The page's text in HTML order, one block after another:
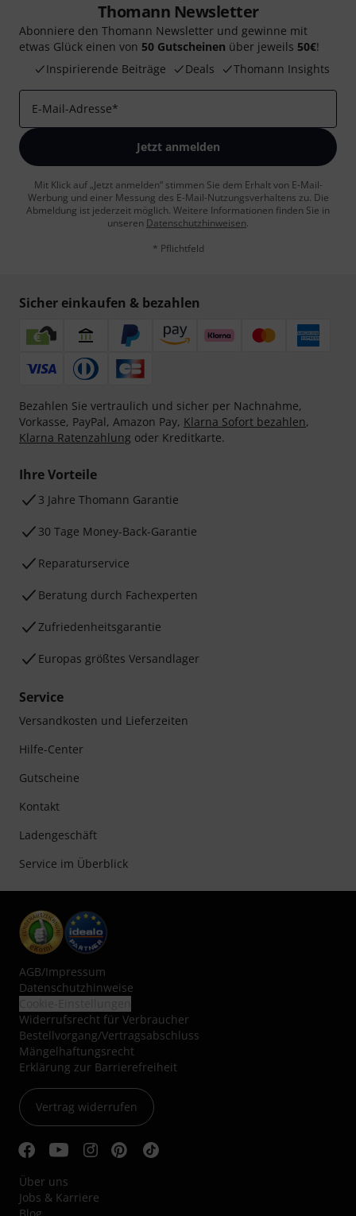
Thomann Newsletter
Abonniere den Thomann Newsletter und gewinne mit
etwas Glück einen von 50 Gutscheinen über jeweils 50€!
Inspirierende Beiträge
Deals Thomann Insights
E-Mail-Adresse*
Jetzt anmelden
Mit Klick auf „Jetzt anmelden“ stimmen Sie dem Erhalt von E-Mail-
Werbung und einer Messung des E-Mail-Nutzungsverhaltens zu. Die
Abmeldung ist jederzeit möglich. Weitere Informationen finden Sie in
unseren Datenschutzhinweisen.
* Pflichtfeld
Sicher einkaufen & bezahlen
Bezahlen Sie vertraulich und sicher per Nachnahme,
Vorkasse, PayPal, Amazon Pay, Klarna Sofort bezahlen,
Klarna Ratenzahlung oder Kreditkarte.
Ihre Vorteile
3 Jahre Thomann Garantie
30 Tage Money-Back-Garantie
Reparaturservice
Beratung durch Fachexperten
Zufriedenheitsgarantie
Europas größtes Versandlager
Service
Versandkosten und Lieferzeiten
Hilfe-Center
Gutscheine
Kontakt
Ladengeschäft
Service im Überblick
AGB/Impressum
Datenschutzhinweise
Widerrufsrecht für Verbraucher
Bestellvorgang/Vertragsabschluss
Mängelhaftungsrecht
Erklärung zur Barrierefreiheit
Vertrag widerrufen
Über uns
Jobs & Karriere